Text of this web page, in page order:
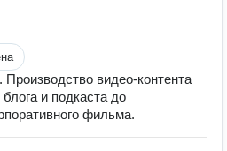
Производство видео-контента
и подкаста до
фильма.